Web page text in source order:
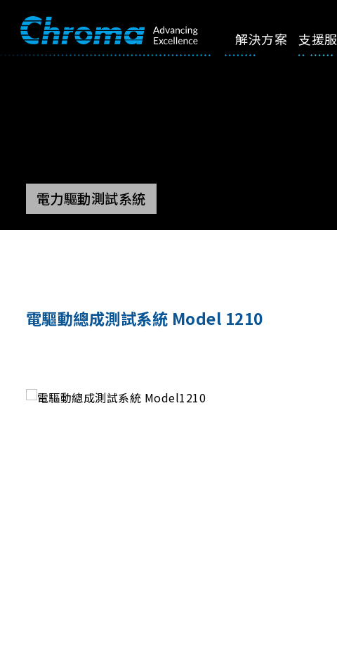
解決方案 支援
電力驅動測試系統
電驅動總成測試系統 Model 1210